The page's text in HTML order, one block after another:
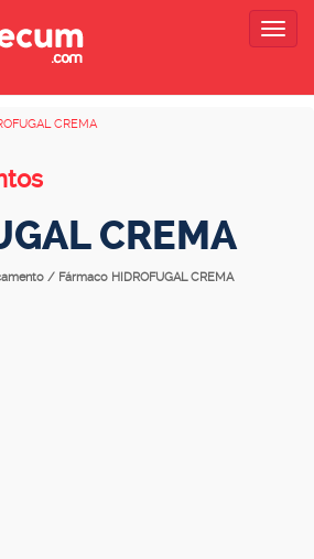
CREMA
CREMA
/ Fármaco HIDROFUGAL CREMA